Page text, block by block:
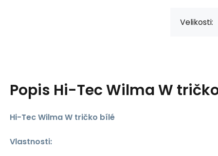
Velikosti:
Popis Hi-Tec Wilma W
Hi-Tec Wilma W tričko bílé
Vlastnosti: